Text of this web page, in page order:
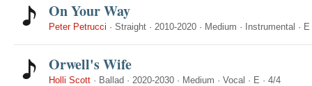
On Your Way
Peter Petrucci · Straight · 2010-2020 · Medium · Instrumental · E
Orwell's Wife
Holli Scott · Ballad · 2020-2030 · Medium · Vocal · E · 4/4